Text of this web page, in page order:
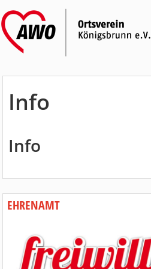
Info
Info
EHRENAMT